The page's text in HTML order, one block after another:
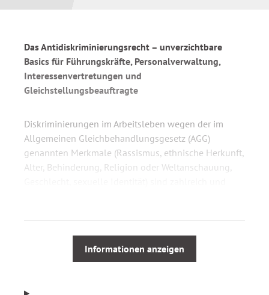
Das Antidiskriminierungsrecht – unverzichtbare
Basics für Führungskräfte, Personalverwaltung,
Interessenvertretungen und
Gleichstellungsbeauftragte
Diskriminierungen im Arbeitsleben wegen der im
Allgemeinen Gleichbehandlungsgesetz (AGG)
genannten Merkmale (Rassismus, ethnische Herkunft,
Alter, Behinderung, Religion oder Weltanschauung,
Arbeit gemeldet werden, auch aus dem Bereich des
öffentlichen Dienstes.
Mit den Folgen von Diskriminierungen haben nicht
Informationen anzeigen